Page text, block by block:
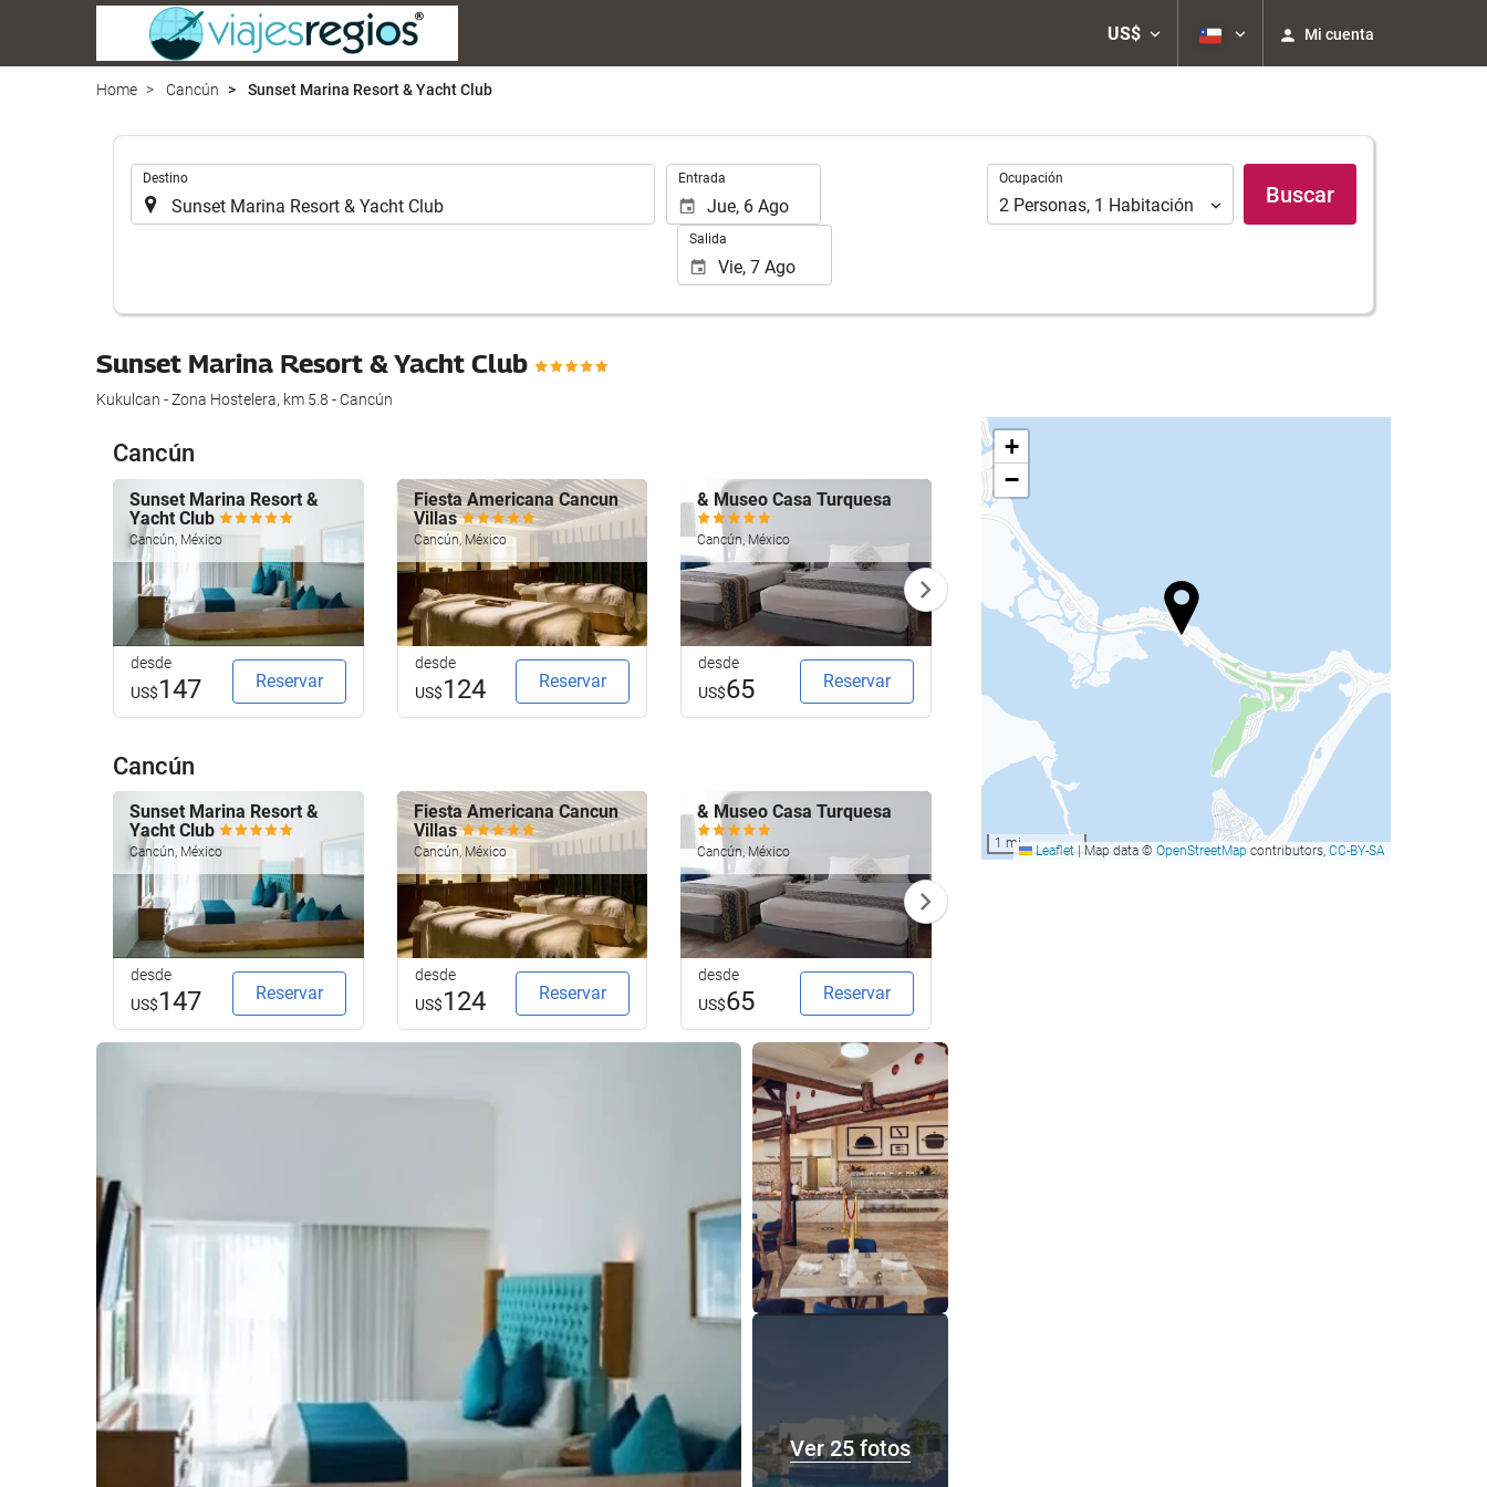
US$ Mi cuenta
Home Cancún Sunset Marina Resort & Yacht Club
Destino Entrada
Salida
Ocupación
Ocupación
2 Personas, 1 Habitación Buscar
Sunset Marina Resort & Yacht Club
Kukulcan - Zona Hostelera, km 5.8 - Cancún
Cancún
Sunset Marina Resort &
Yacht Club
Cancún, México
desde
US$147 Reservar
Fiesta Americana Cancun
Villas
Cancún, México
desde
US$124 Reservar
& Museo Casa Turquesa
Cancún, México
desde
US$65 Reservar
Grand Hyatt Cancun Beach
Resort
Cancún, México
US$
Reservar
US$206
Cancún
Sunset Marina Resort &
Yacht Club
Cancún, México
desde
US$147 Reservar
Fiesta Americana Cancun
Villas
Cancún, México
desde
US$124 Reservar
& Museo Casa Turquesa
Cancún, México
desde
US$65 Reservar
Grand Hyatt Cancun Beach
Resort
Cancún, México
Krystal Grand® Cancún -
All Inclusive
Cancún, México
Ver 25 fotos
Ver 25 fotos
+
−
1 mi Leaflet |Map data © OpenStreetMap contributors, CC-BY-SA